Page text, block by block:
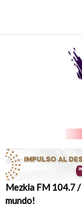
content
Mezkla FM 104.7 /
mundo!